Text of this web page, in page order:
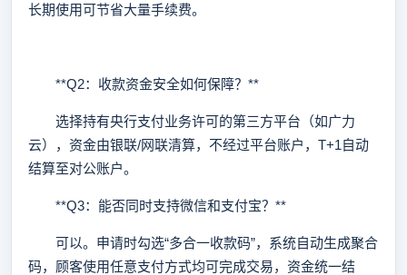
长期使用可节省大量手续费。
**Q2：收款资金安全如何保障？**
选择持有央行支付业务许可的第三方平台（如广力
云），资金由银联/网联清算，不经过平台账户，T+1自动
结算至对公账户。
**Q3：能否同时支持微信和支付宝？**
可以。申请时勾选“多合一收款码”，系统自动生成聚合
码，顾客使用任意支付方式均可完成交易，资金统一结